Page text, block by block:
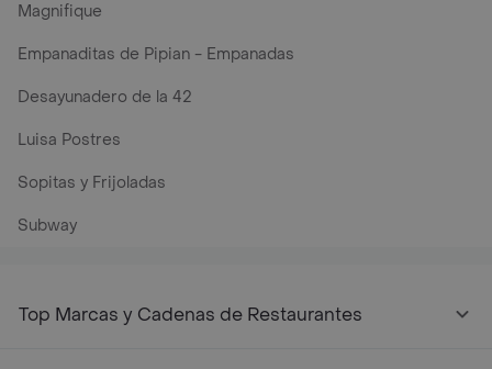
Magnifique
Empanaditas de Pipian - Empanadas
Desayunadero de la 42
Luisa Postres
Sopitas y Frijoladas
Subway
Top Marcas y Cadenas de Restaurantes